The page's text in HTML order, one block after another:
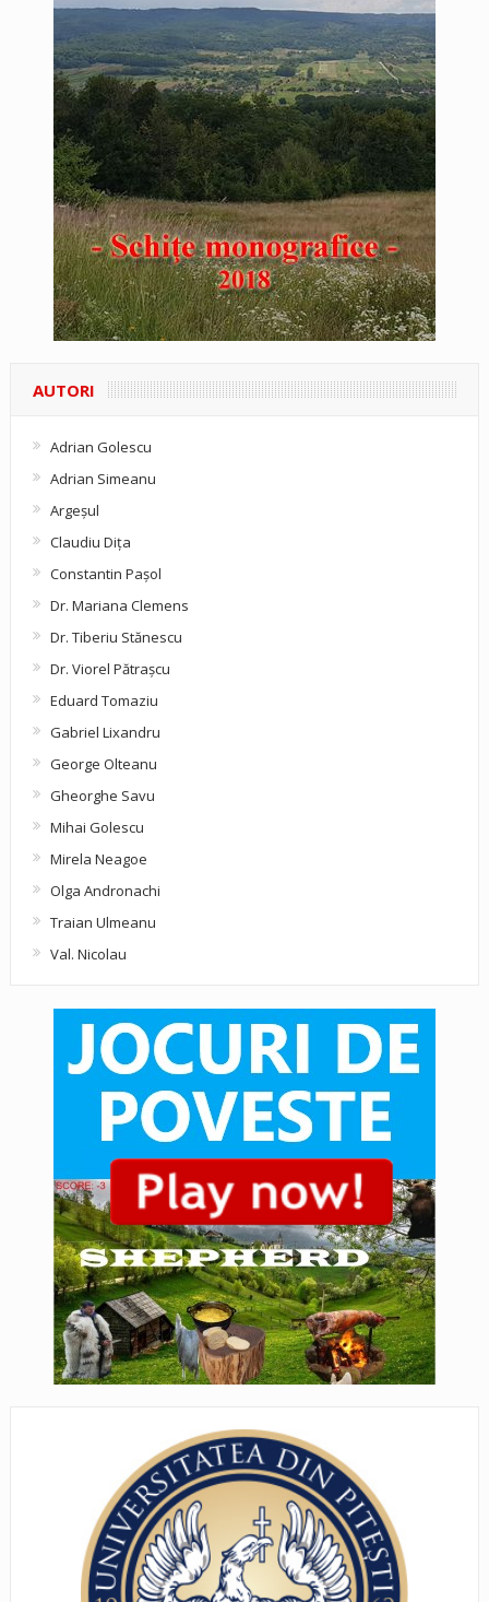
AUTORI
Adrian Golescu
Adrian Simeanu
Argeşul
Claudiu Diţa
Constantin Pașol
Dr. Mariana Clemens
Dr. Tiberiu Stănescu
Dr. Viorel Pătraşcu
Eduard Tomaziu
Gabriel Lixandru
George Olteanu
Gheorghe Savu
Mihai Golescu
Mirela Neagoe
Olga Andronachi
Traian Ulmeanu
Val. Nicolau